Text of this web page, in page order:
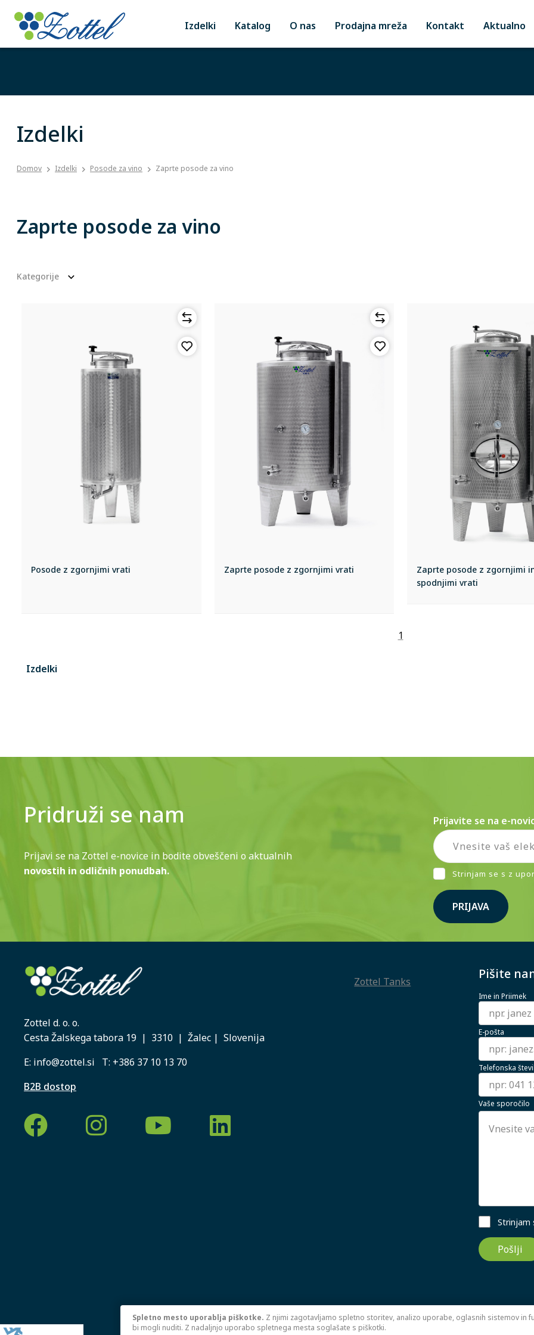
Izdelki Katalog O nas Prodajna mreža Kontakt Aktualno
Izdelki
Domov Izdelki Posode za vino Zaprte posode za vino
Zaprte posode za vino
Kategorije
Posode z zgornjimi vrati Zaprte posode z zgornjimi vrati
Zaprte posode z zgornjimi
spodnjimi vrati
1
Izdelki
Pridruži se nam
Prijavi se na Zottel e-novice in bodite obveščeni o aktualnih
novostih in odličnih ponudbah.
Prijavite se na e-
Strinjam se s z
PRIJAVA
Zottel d. o. o.
Cesta Žalskega tabora 19 | 3310 | Žalec | Slovenija
E: info@zottel.si T: +386 37 10 13 70
B2B dostop
Zottel Tanks Pišite
Ime in Priimek
E-pošta
Telefonska
Vaše sporočilo
Strinjam
Pošlji
Spletno mesto uporablja piškotke. Z njimi zagotavljamo spletno storitev, analizo uporabe, oglasnih sistemov in
bi mogli nuditi. Z nadaljnjo uporabo spletnega mesta soglašate s piškotki.